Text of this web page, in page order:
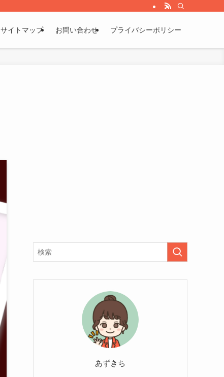
サイトマップ お問い合わせ プライバシーポリシー
あずきち